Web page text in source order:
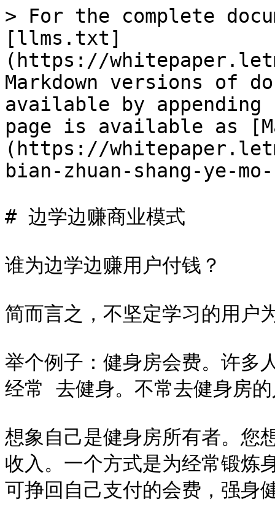
> For the complete
[llms.txt]
(https://
Markdown versions of
available by
page is available as
(https://
bian-zhuan-shang-ye-
# 边学边赚商业模式
谁为边学边赚用户付钱？
简而言之，不坚定学习的用户
举个例子：健身房会费。许多
经常 去健身。不常去健身房
想象自己是健身房所有者。您
收入。一个方式是为经常锻炼
可挣回自己支付的会费，强身